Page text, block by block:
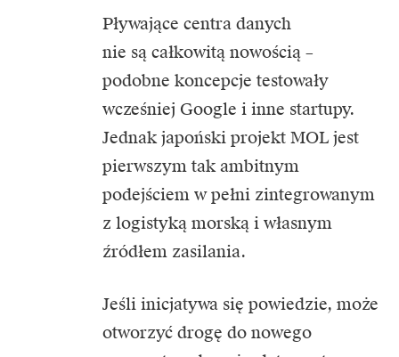
Pływające centra danych
nie są całkowitą nowością –
podobne koncepcje testowały
wcześniej Google i inne startupy.
Jednak japoński projekt MOL jest
pierwszym tak ambitnym
podejściem w pełni zintegrowanym
z logistyką morską i własnym
źródłem zasilania.
Jeśli inicjatywa się powiedzie, może
otworzyć drogę do nowego